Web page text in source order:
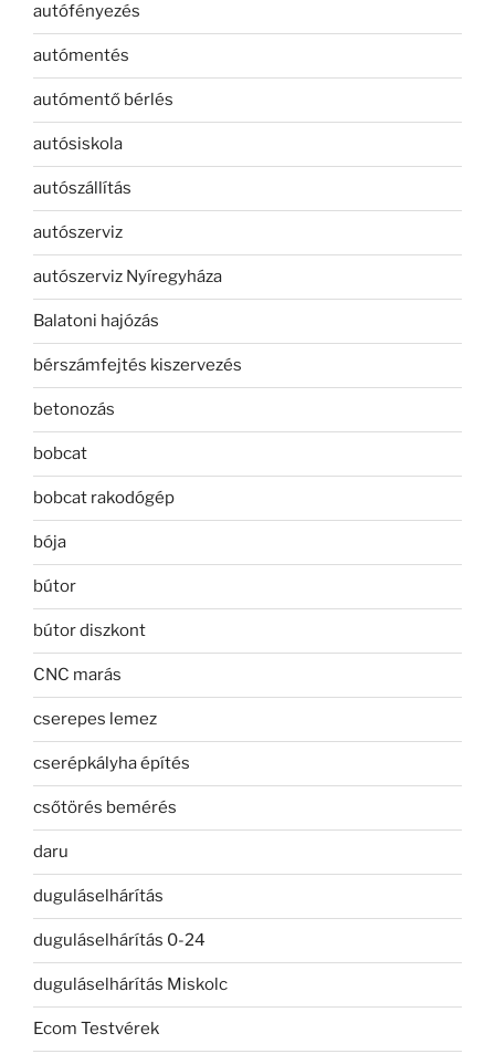
autófényezés
autómentés
autómentő bérlés
autósiskola
autószállítás
autószerviz
autószerviz Nyíregyháza
Balatoni hajózás
bérszámfejtés kiszervezés
betonozás
bobcat
bobcat rakodógép
bója
bútor
bútor diszkont
CNC marás
cserepes lemez
cserépkályha építés
csőtörés bemérés
daru
duguláselhárítás
duguláselhárítás 0-24
duguláselhárítás Miskolc
Ecom Testvérek